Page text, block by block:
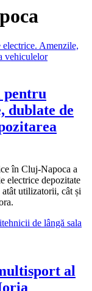
pentru
dublate de
în Cluj-Napoca a
electrice depozitate
utilizatorii, cât și
al